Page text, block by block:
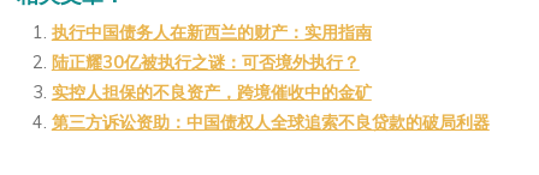
h
at
W
ei
b
l
b
a
n
y
Li
n
执行中国债务人在新西兰的财产：实用指南
陆正耀30亿被执行之谜：可否境外执行？
实控人担保的不良资产，跨境催收中的金矿
第三方诉讼资助：中国债权人全球追索不良贷款的破局利器